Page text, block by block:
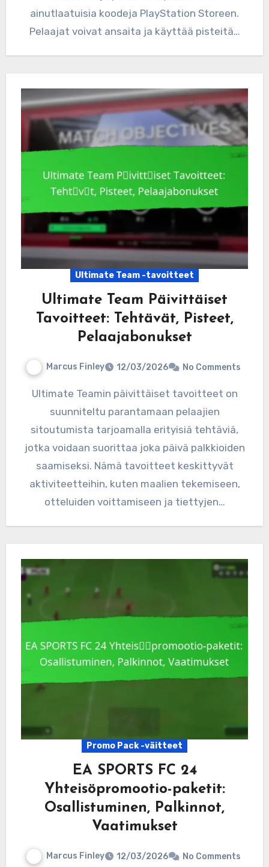
ainutlaatuisia koodeja PlayStation Storeen.
Pelaajat voivat ansaita ja käyttää pisteitä…
Ultimate Team -tavoitteet
Ultimate Team Päivittäiset
Tavoitteet: Tehtävät, Pisteet,
Pelaajabonukset
Marcus Finley 12/03/2026 No Comments
Ultimate Teamin päivittäiset tavoitteet on
suunniteltu parantamaan pelaajien
sitoutumista tarjoamalla erityisiä tehtäviä,
jotka voidaan suorittaa joka päivä palkkioiden
saamiseksi. Nämä tavoitteet keskittyvät
aktiviteetteihin, kuten maalien tekemiseen,
otteluiden voittamiseen ja tiettyjen…
Promo Pack -väitteet
EA SPORTS FC 24
Yhteisöpromootio-paketit:
Osallistuminen, Palkinnot,
Vaatimukset
Marcus Finley 12/03/2026 No Comments